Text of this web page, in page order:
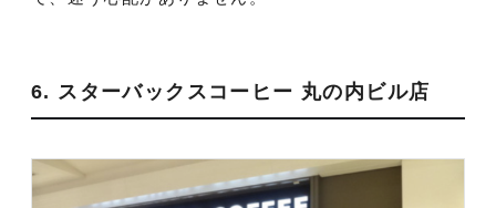
6. スターバックスコーヒー 丸の内ビル店